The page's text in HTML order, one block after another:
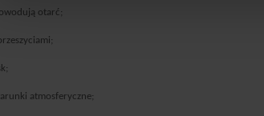
otarć;
atmosferyczne;